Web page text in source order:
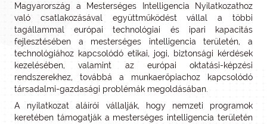
Magyarország a Mesterséges Intelligencia Nyilatkozathoz
való csatlakozásával együttműködést vállal a többi
tagállammal európai technológiai és ipari kapacitás
fejlesztésében a mesterséges intelligencia területén, a
technológiához kapcsolódó etikai, jogi, biztonsági kérdések
kezelésében, valamint az európai oktatási-képzési
rendszerekhez, továbbá a munkaerőpiachoz kapcsolódó
társadalmi-gazdasági problémák megoldásában.
A nyilatkozat aláírói vállalják, hogy nemzeti programok
keretében támogatják a mesterséges intelligencia területén